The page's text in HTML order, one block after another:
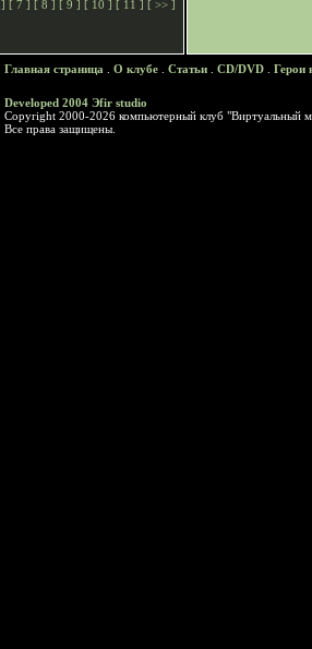
] [ 7 ] [ 8 ] [ 9 ] [ 10 ] [ 11 ] [ >> ]
Главная страница О клубе Статьи CD/DVD Герои
Developed 2004 Эfir studio
Copyright 2000-2026 компьютерный клуб "Виртуальный
Все права защищены.